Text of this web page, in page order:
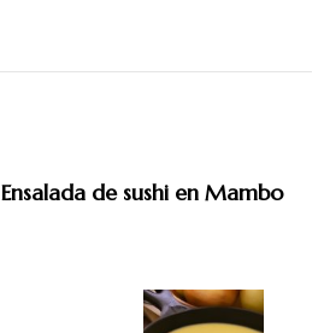
Ensalada de sushi en Mambo